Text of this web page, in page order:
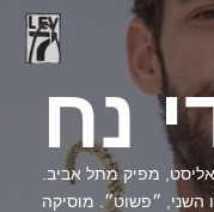
נח
מפיק מתל אביב.
השני, ״פשוט״. מוסיקה